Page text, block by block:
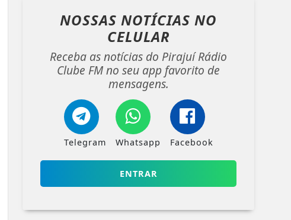
NOSSAS NOTÍCIASNO
CELULAR
Receba as notícias do Pirajuí Rádio
Clube FM no seu app favorito de
mensagens.
Telegram Whatsapp Facebook
ENTRAR